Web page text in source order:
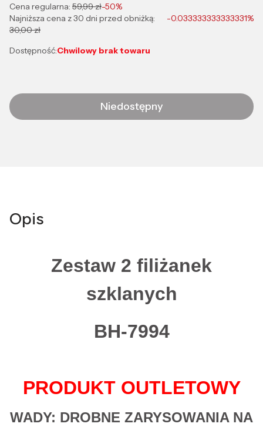
Cena regularna: 59,99 zł-50%
Najniższa cena z 30 dni przed obniżką:
30,00 zł
-0.033333333333331%
Dostępność:Chwilowy brak towaru
Niedostępny
Opis
Zestaw 2 filiżanek
szklanych
BH-7994
PRODUKT OUTLETOWY
WADY: DROBNE ZARYSOWANIA NA